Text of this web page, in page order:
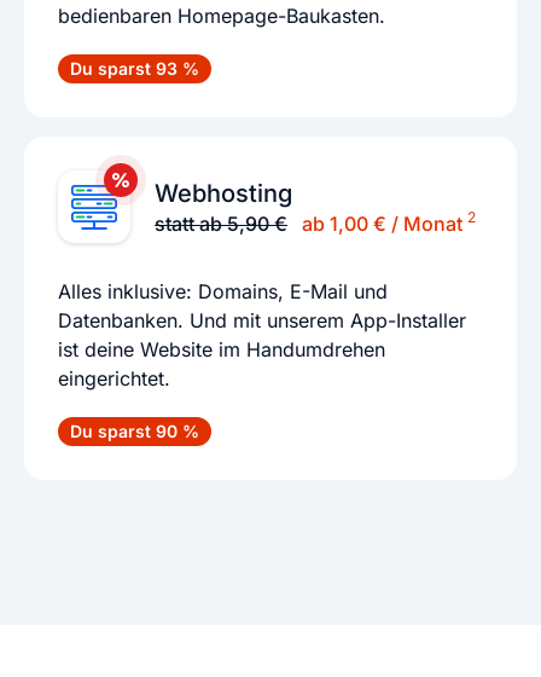
bedienbaren Homepage-Baukasten.
Du sparst 93 %
Webhosting
statt ab 5,90 € ab 1,00 € / Monat 2
Alles inklusive: Domains, E-Mail und
Datenbanken. Und mit unserem App-Installer
ist deine Website im Handumdrehen
eingerichtet.
Du sparst 90 %